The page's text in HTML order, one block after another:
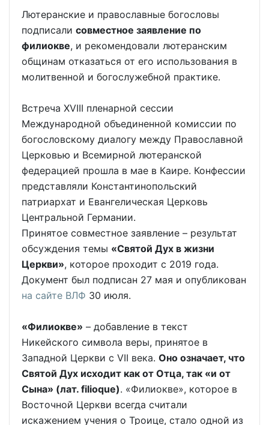
Лютеранские и православные богословы
подписали совместное заявление по
филиокве, и рекомендовали лютеранским
общинам отказаться от его использования в
молитвенной и богослужебной практике.
Встреча XVIII пленарной сессии
Международной объединенной комиссии по
богословскому диалогу между Православной
Церковью и Всемирной лютеранской
федерацией прошла в мае в Каире. Конфессии
представляли Константинопольский
патриархат и Евангелическая Церковь
Центральной Германии.
Принятое совместное заявление – результат
обсуждения темы «Святой Дух в жизни
Церкви», которое проходит с 2019 года.
Документ был подписан 27 мая и опубликован
на сайте ВЛФ 30 июля.
«Филиокве» – добавление в текст
Никейского символа веры, принятое в
Западной Церкви с VII века. Оно означает, что
Святой Дух исходит как от Отца, так «и от
Сына» (лат. filioque). «Филиокве», которое в
Восточной Церкви всегда считали
искажением учения о Троице, стало одной из